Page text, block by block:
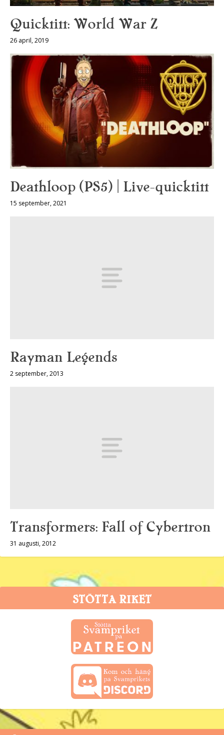
Quicktitt: World War Z
26 april, 2019
Deathloop (PS5) | Live-quicktitt
15 september, 2021
Rayman Legends
2 september, 2013
Transformers: Fall of Cybertron
31 augusti, 2012
STÖTTA RIKET